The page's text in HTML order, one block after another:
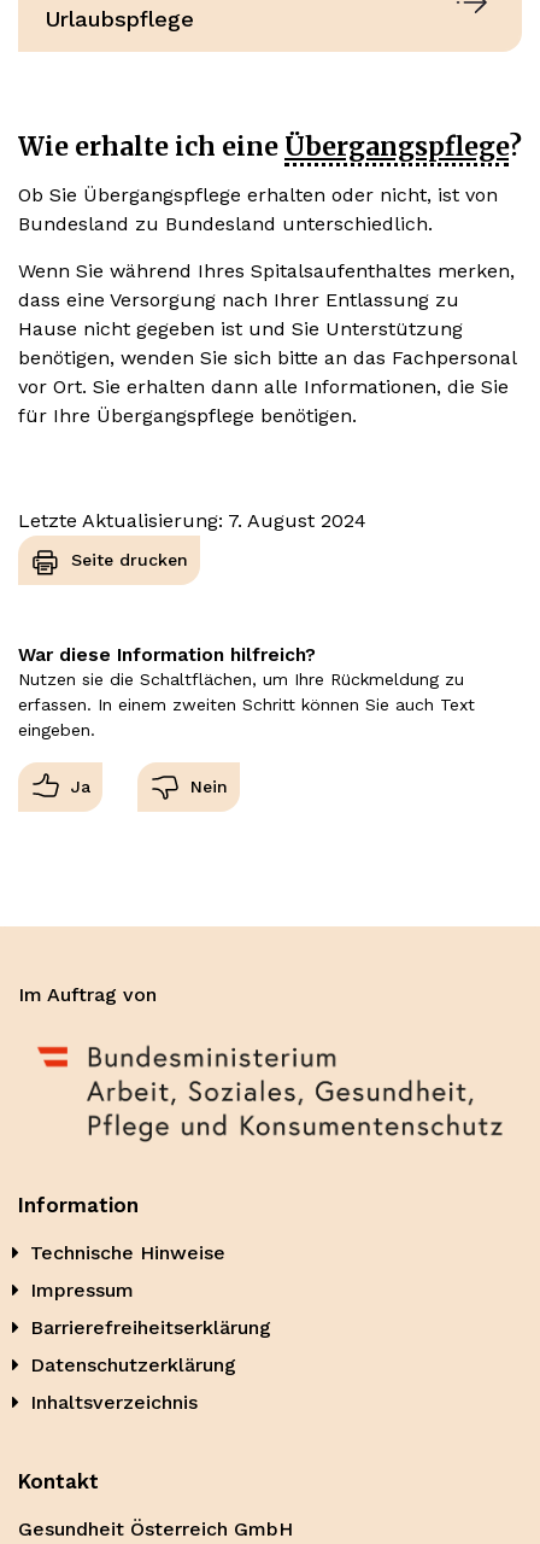
Urlaubspflege
Wie erhalte ich eine Übergangspflege?
Ob Sie Übergangspflege erhalten oder nicht, ist von
Bundesland zu Bundesland unterschiedlich.
Wenn Sie während Ihres Spitalsaufenthaltes merken,
dass eine Versorgung nach Ihrer Entlassung zu
Hause nicht gegeben ist und Sie Unterstützung
benötigen, wenden Sie sich bitte an das Fachpersonal
vor Ort. Sie erhalten dann alle Informationen, die Sie
für Ihre Übergangspflege benötigen.
Letzte Aktualisierung: 7. August 2024
Seite drucken
War diese Information hilfreich?
Nutzen sie die Schaltflächen, um Ihre Rückmeldung zu
erfassen. In einem zweiten Schritt können Sie auch Text
eingeben.
Im Auftrag von
Information
Technische Hinweise
Impressum
Barrierefreiheitserklärung
Datenschutzerklärung
Inhaltsverzeichnis
Kontakt
Gesundheit Österreich GmbH